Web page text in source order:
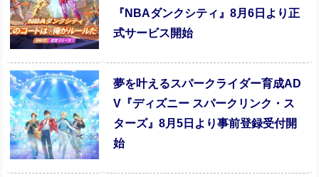
『NBAダンクシティ』8月6日より正
式サービス開始
夢を叶えるスパークライダー育成AD
V『ディズニー スパークリンク・ス
ターズ』8月5日より事前登録受付開
始